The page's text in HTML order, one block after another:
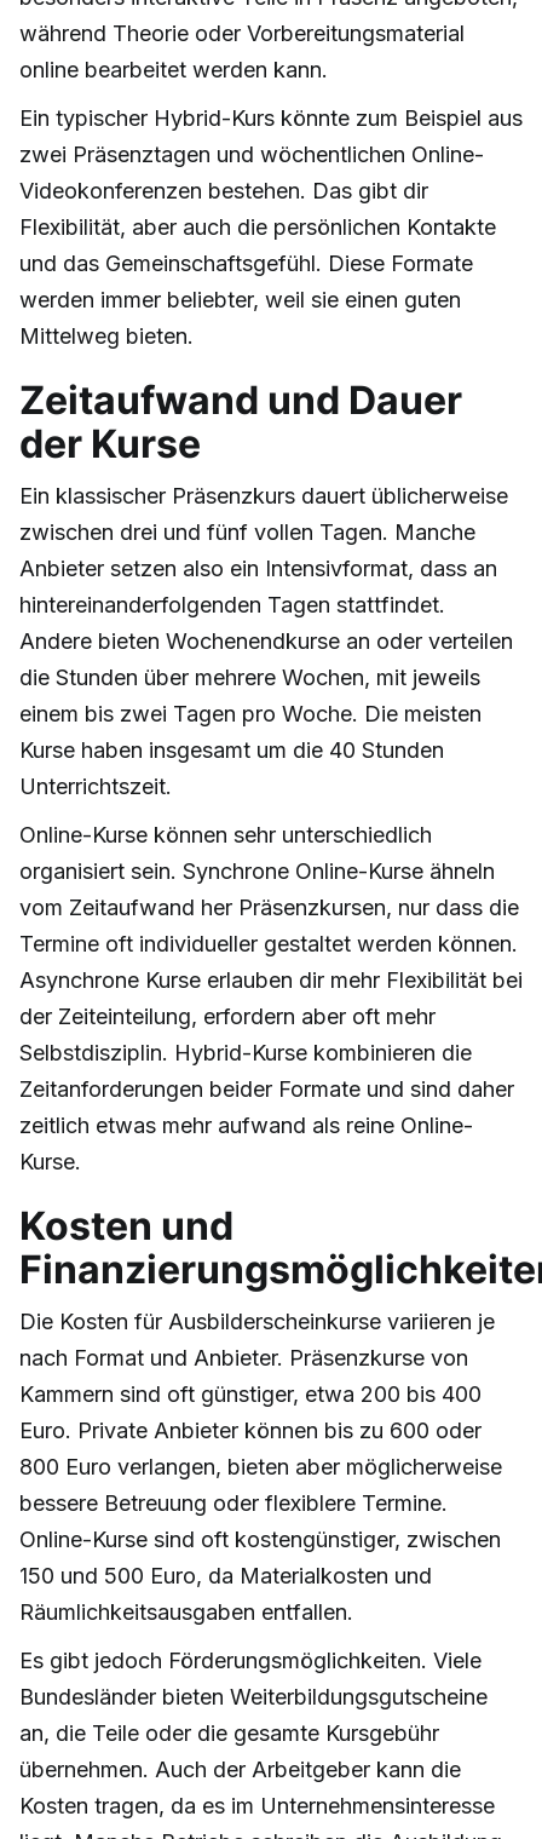
während Theorie oder Vorbereitungsmaterial
online bearbeitet werden kann.
Ein typischer Hybrid-Kurs könnte zum Beispiel aus
zwei Präsenztagen und wöchentlichen Online-
Videokonferenzen bestehen. Das gibt dir
Flexibilität, aber auch die persönlichen Kontakte
und das Gemeinschaftsgefühl. Diese Formate
werden immer beliebter, weil sie einen guten
Mittelweg bieten.
Zeitaufwand und Dauer
der Kurse
Ein klassischer Präsenzkurs dauert üblicherweise
zwischen drei und fünf vollen Tagen. Manche
Anbieter setzen also ein Intensivformat, dass an
hintereinanderfolgenden Tagen stattfindet.
Andere bieten Wochenendkurse an oder verteilen
die Stunden über mehrere Wochen, mit jeweils
einem bis zwei Tagen pro Woche. Die meisten
Kurse haben insgesamt um die 40 Stunden
Unterrichtszeit.
Online-Kurse können sehr unterschiedlich
organisiert sein. Synchrone Online-Kurse ähneln
vom Zeitaufwand her Präsenzkursen, nur dass die
Termine oft individueller gestaltet werden können.
Asynchrone Kurse erlauben dir mehr Flexibilität bei
der Zeiteinteilung, erfordern aber oft mehr
Selbstdisziplin. Hybrid-Kurse kombinieren die
Zeitanforderungen beider Formate und sind daher
zeitlich etwas mehr aufwand als reine Online-
Kurse.
Kosten und
Die Kosten für Ausbilderscheinkurse variieren je
nach Format und Anbieter. Präsenzkurse von
Kammern sind oft günstiger, etwa 200 bis 400
Euro. Private Anbieter können bis zu 600 oder
800 Euro verlangen, bieten aber möglicherweise
bessere Betreuung oder flexiblere Termine.
Online-Kurse sind oft kostengünstiger, zwischen
150 und 500 Euro, da Materialkosten und
Räumlichkeitsausgaben entfallen.
Es gibt jedoch Förderungsmöglichkeiten. Viele
Bundesländer bieten Weiterbildungsgutscheine
an, die Teile oder die gesamte Kursgebühr
übernehmen. Auch der Arbeitgeber kann die
Kosten tragen, da es im Unternehmensinteresse